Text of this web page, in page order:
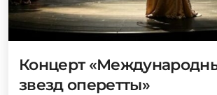
Концерт
звезд оперетты»